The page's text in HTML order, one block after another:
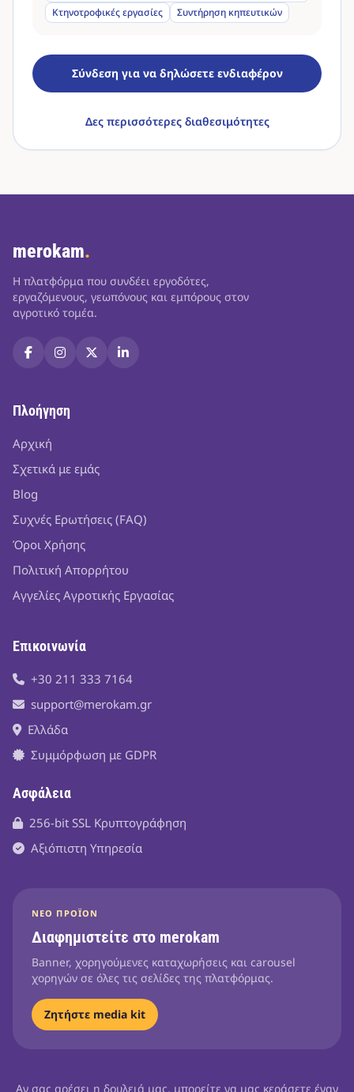
Κτηνοτροφικές εργασίες
Συντήρηση κηπευτικών
Σύνδεση για να δηλώσετε ενδιαφέρον
Δες περισσότερες διαθεσιμότητες
merokam.
Η πλατφόρμα που συνδέει εργοδότες,
εργαζόμενους, γεωπόνους και εμπόρους στον
αγροτικό τομέα.
Πλοήγηση
Αρχική
Σχετικά με εμάς
Blog
Συχνές Ερωτήσεις (FAQ)
Όροι Χρήσης
Πολιτική Απορρήτου
Αγγελίες Αγροτικής Εργασίας
Επικοινωνία
+30 211 333 7164
support@merokam.gr
Ελλάδα
Συμμόρφωση με GDPR
Ασφάλεια
256-bit SSL Κρυπτογράφηση
Αξιόπιστη Υπηρεσία
ΝΈΟ ΠΡΟΪΌΝ
Διαφημιστείτε στο merokam
Banner, χορηγούμενες καταχωρήσεις και carousel
χορηγών σε όλες τις σελίδες της πλατφόρμας.
Ζητήστε media kit
Αν σας αρέσει η δουλειά μας, μπορείτε να μας κεράσετε έναν